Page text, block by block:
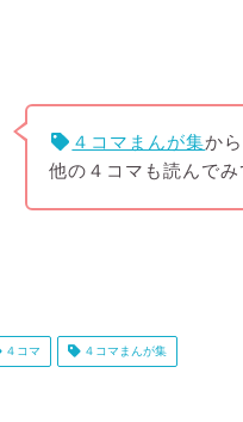
４コマまんが集から
他の４コマも読んでみ
４コマ ４コマまんが集